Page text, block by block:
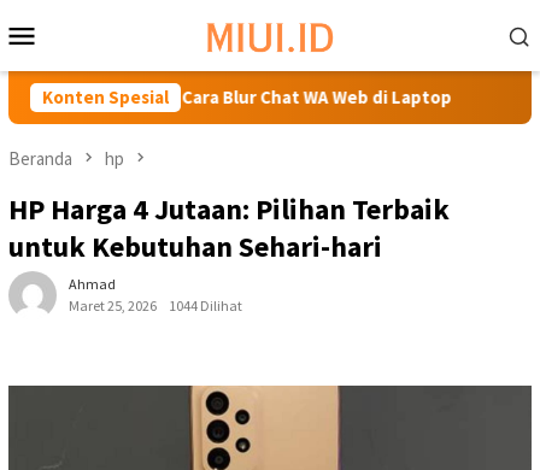
ke
kontenMobile
Konten Spesial
Cara Blur Chat WA Web di Laptop Hanya 4
Beranda hp
HP Harga 4 Jutaan: Pilihan Terbaik
untuk Kebutuhan Sehari-hari
Ahmad
Maret 25, 2026
1044 Dilihat